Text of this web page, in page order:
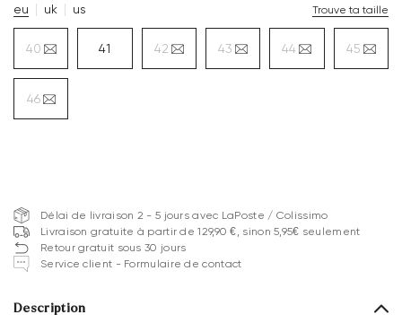
eu uk us Trouve ta taille
40 41 42 43 44 45
46
Délai de livraison 2 - 5 jours avec LaPoste / Colissimo
Livraison gratuite à partir de 129,90 €, sinon 5,95€ seulement
Retour gratuit sous 30 jours
Service client - Formulaire de contact
Description